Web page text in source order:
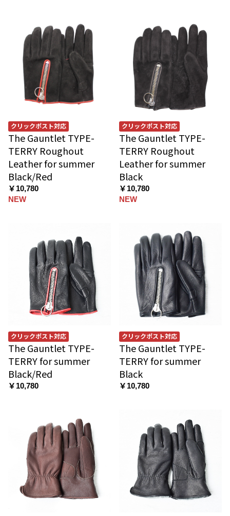
クリックポスト対応
The Gauntlet TYPE-
TERRY Roughout
Leather for summer
Black/Red
￥10,780
NEW
クリックポスト対応
The Gauntlet TYPE-
TERRY Roughout
Leather for summer
Black
￥10,780
NEW
クリックポスト対応
The Gauntlet TYPE-
TERRY for summer
Black/Red
￥10,780
クリックポスト対応
The Gauntlet TYPE-
TERRY for summer
Black
￥10,780